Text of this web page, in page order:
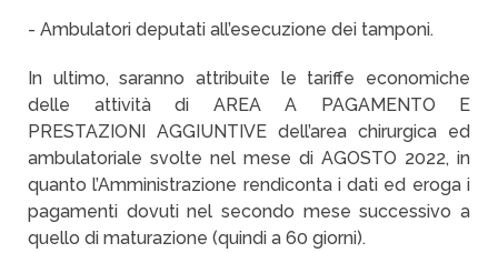
- Ambulatori deputati all’esecuzione dei tamponi.
In ultimo, saranno attribuite le tariffe economiche
delle attività di AREA A PAGAMENTO E
PRESTAZIONI AGGIUNTIVE dell’area chirurgica ed
ambulatoriale svolte nel mese di AGOSTO 2022, in
quanto l’Amministrazione rendiconta i dati ed eroga i
pagamenti dovuti nel secondo mese successivo a
quello di maturazione (quindi a 60 giorni).